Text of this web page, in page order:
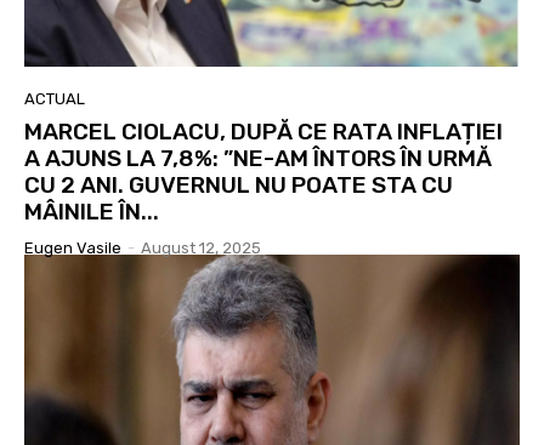
ACTUAL
MARCEL CIOLACU, DUPĂ CE RATA INFLAȚIEI
A AJUNS LA 7,8%: ”NE-AM ÎNTORS ÎN URMĂ
CU 2 ANI. GUVERNUL NU POATE STA CU
MÂINILE ÎN...
Eugen Vasile - August 12, 2025